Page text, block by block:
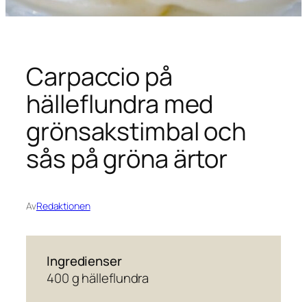
Carpaccio på
hälleflundra med
grönsakstimbal och
sås på gröna ärtor
AvRedaktionen
Ingredienser
400 g hälleflundra